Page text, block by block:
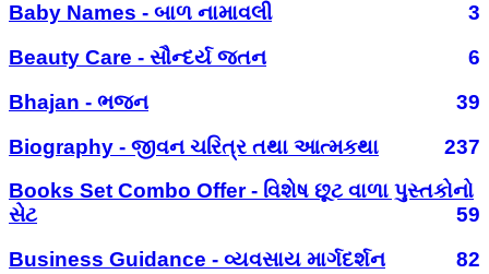
Baby Names - બાળ નામાવલી
3
Beauty Care - સૌન્દર્ય જતન
6
Bhajan - ભજન
39
Biography - જીવન ચરિત્ર તથા આત્મકથા
237
Books Set Combo Offer - વિશેષ છૂટ વાળા પુસ્તકોનો
સેટ
59
Business Guidance - વ્યવસાય માર્ગદર્શન
82